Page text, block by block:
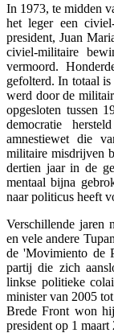
In 1973, te midden
het leger een
president, Juan
civiel-militaire
vermoord.
gefolterd. In totaal
werd door de
opgesloten tussen
democratie
amnestiewet die
militaire misdrijven
dertien jaar in de
mentaal bijna
naar politicus heeft
Verschillende jaren
en vele andere
de 'Movimiento de
partij die zich
linkse politieke
minister van 2005
Brede Front won
president op 1 maart